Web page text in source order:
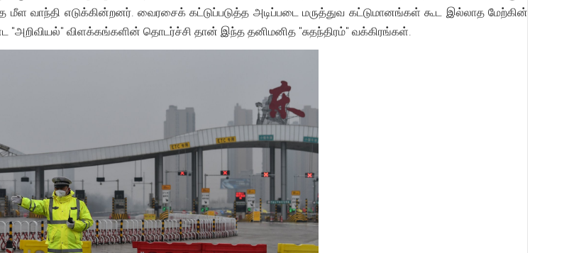
வாந்தி எடுக்கின்றனர். வைரசைக் கட்டுப்படுத்த அடிப்படை மருத்துவ கட்டுமானங்கள் கூட இல்லாத மேற்கின்
விளக்கங்களின் தொடர்ச்சி தான் இந்த தனிமனித "சுதந்திரம்" வக்கிரங்கள்.